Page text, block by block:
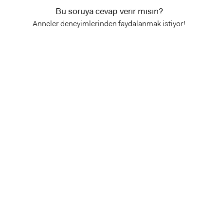
Bu soruya cevap verir misin?
Anneler deneyimlerinden faydalanmak istiyor!